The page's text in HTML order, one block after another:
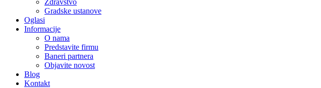
Zdravstvo
Gradske ustanove
Oglasi
Informacije
O nama
Predstavite firmu
Baneri partnera
Objavite novost
Blog
Kontakt